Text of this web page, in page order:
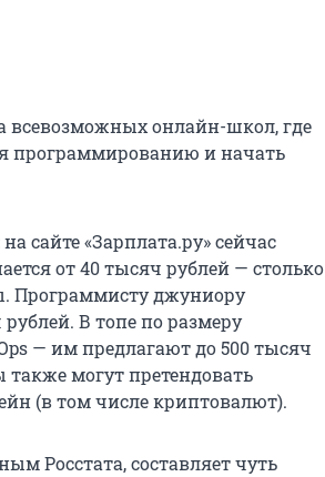
всевозможных онлайн-школ, где
программированию и начать
сайте «Зарплата.ру» сейчас
от 40 тысяч рублей — столько
Программисту джуниору
В топе по размеру
— им предлагают до 500 тысяч
могут претендовать
(в том числе криптовалют).
Росстата, составляет чуть